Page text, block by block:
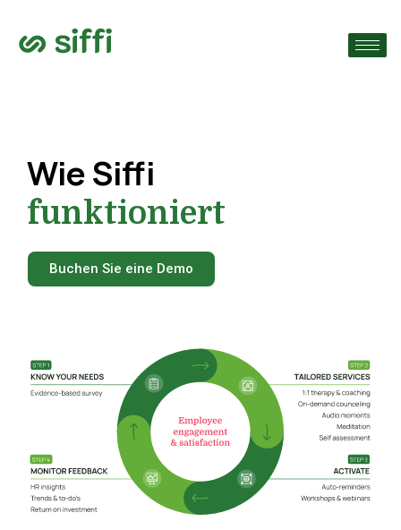
Wie Siffi
funktioniert
Buchen Sie eine Demo